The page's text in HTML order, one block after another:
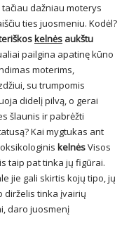
dažniau moterys
ties juosmeniu. Kodėl?
kelnės aukštu
pailgina apatinę kūno
moterims,
su trumpomis
didelį pilvą, o gerai
šlaunis ir pabrėžti
Kai mygtukas ant
kelnėsVisos
taip pat tinka jų figūrai.
jie gali skirtis kojų tipo, jų
dirželis tinka įvairių
daro juosmenį